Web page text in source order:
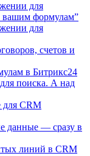
для
вашим формулам”
для
счетов и
в Битрикс24
поиска. А над
CRM
данные — сразу в
линий в CRM